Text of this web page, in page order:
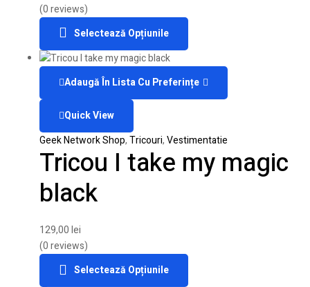
(0 reviews)
Selectează Opțiunile
Adaugă În Lista Cu Preferințe
Quick View
Geek Network Shop,Tricouri,Vestimentatie
Tricou I take my magic
black
129,00lei
(0 reviews)
Selectează Opțiunile